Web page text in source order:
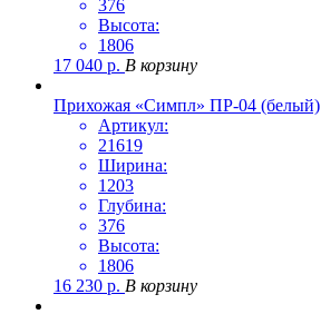
376
Высота:
1806
17 040 р. В корзину
Прихожая «Симпл» ПР-04 (белый)
Артикул:
21619
Ширина:
1203
Глубина:
376
Высота:
1806
16 230 р. В корзину